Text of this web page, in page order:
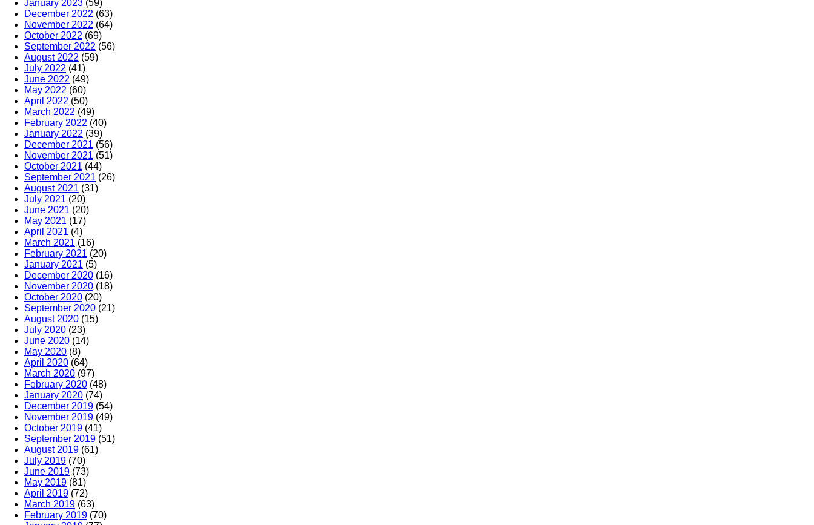
January 2023 (59)
December 2022 (63)
November 2022 (64)
October 2022 (69)
September 2022 (56)
August 2022 (59)
July 2022 (41)
June 2022 (49)
May 2022 (60)
April 2022 (50)
March 2022 (49)
February 2022 (40)
January 2022 (39)
December 2021 (56)
November 2021 (51)
October 2021 (44)
September 2021 (26)
August 2021 (31)
July 2021 (20)
June 2021 (20)
May 2021 (17)
April 2021 (4)
March 2021 (16)
February 2021 (20)
January 2021 (5)
December 2020 (16)
November 2020 (18)
October 2020 (20)
September 2020 (21)
August 2020 (15)
July 2020 (23)
June 2020 (14)
May 2020 (8)
April 2020 (64)
March 2020 (97)
February 2020 (48)
January 2020 (74)
December 2019 (54)
November 2019 (49)
October 2019 (41)
September 2019 (51)
August 2019 (61)
July 2019 (70)
June 2019 (73)
May 2019 (81)
April 2019 (72)
March 2019 (63)
February 2019 (70)